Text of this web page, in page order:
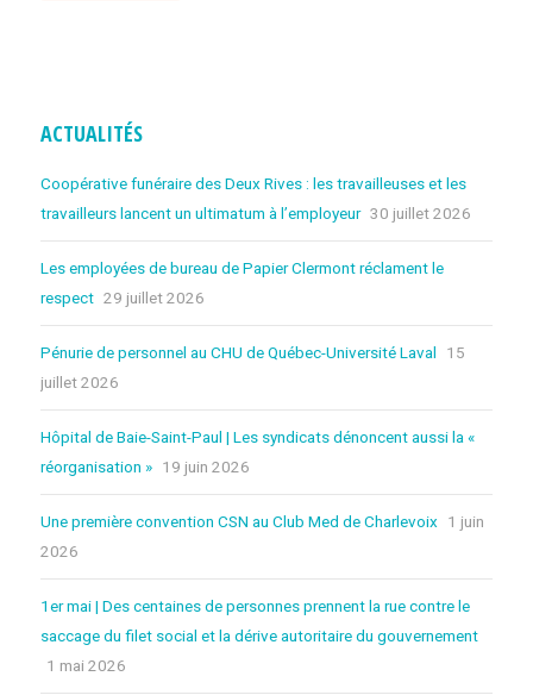
ACTUALITÉS
Coopérative funéraire des Deux Rives : les travailleuses et les
travailleurs lancent un ultimatum à l’employeur 30 juillet 2026
Les employées de bureau de Papier Clermont réclament le
respect 29 juillet 2026
Pénurie de personnel au CHU de Québec-Université Laval
15
juillet 2026
Hôpital de Baie-Saint-Paul | Les syndicats dénoncent aussi la «
réorganisation » 19 juin 2026
Une première convention CSN au Club Med de Charlevoix 1 juin
2026
1er mai | Des centaines de personnes prennent la rue contre le
saccage du filet social et la dérive autoritaire du gouvernement
1 mai 2026